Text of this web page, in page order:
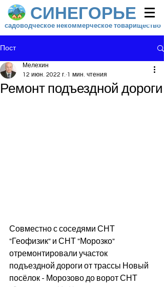
СИНЕГОРЬЕ
садоводческое некоммерческое товарищество
Пост
Ремонт подъездной дороги
Мелехин
12 июн. 2022 г. 1 мин. чтения
Совместно с соседями СНТ
"Геофизик" и СНТ "Морозко"
отремонтировали участок
подъездной дороги от трассы Новый
посёлок - Морозово до ворот СНТ